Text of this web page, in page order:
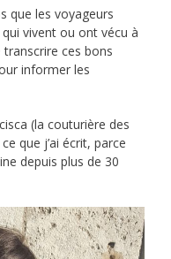
que les voyageurs
vivent ou ont vécu à
transcrire ces bons
informer les
(la couturière des
que j’ai écrit, parce
depuis plus de 30